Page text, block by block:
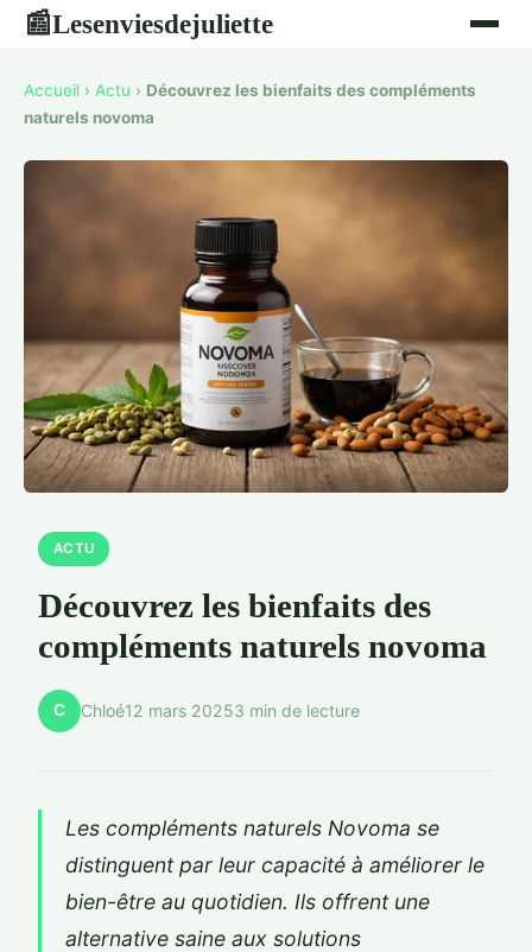
📰Lesenviesdejuliette
Accueil › Actu › Découvrez les bienfaits des compléments
naturels novoma
ACTU
Découvrez les bienfaits des
compléments naturels novoma
C Chloé12 mars 20253 min de lecture
Les compléments naturels Novoma se
distinguent par leur capacité à améliorer le
bien-être au quotidien. Ils offrent une
alternative saine aux solutions